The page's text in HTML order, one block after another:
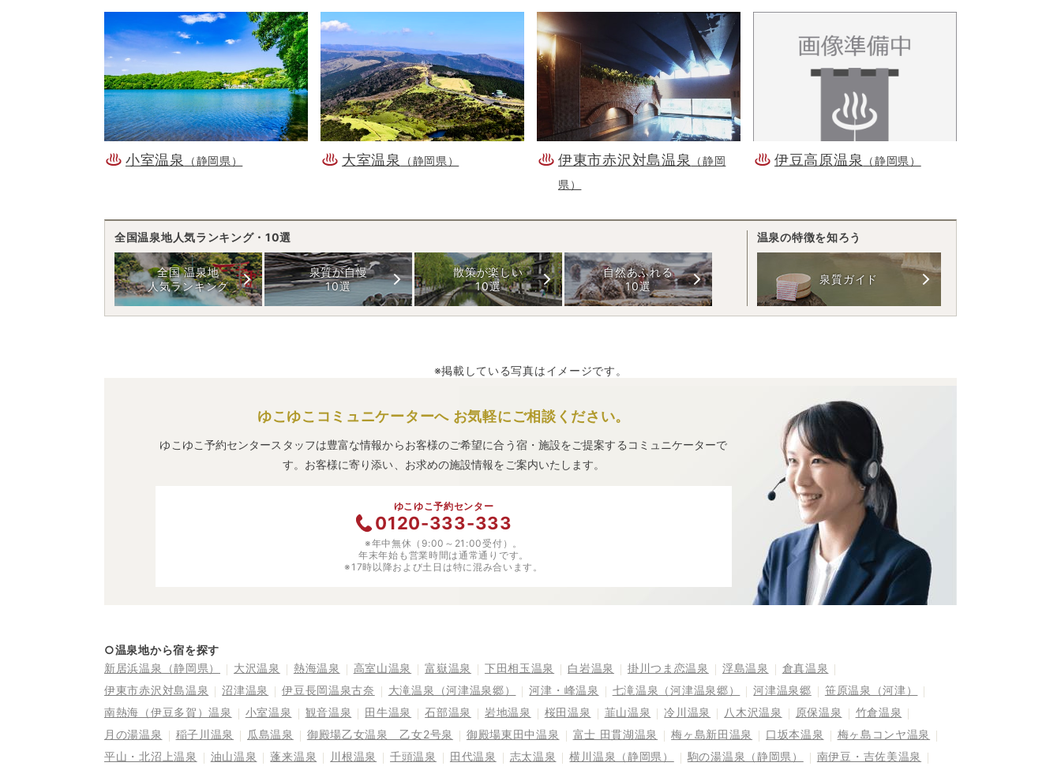
小室温泉 （静岡県） 大室温泉 （静岡県） 伊東市赤沢対島温泉
（静岡
県）
伊豆高原温泉 （静岡県）
全国温泉地人気ランキング・10選
全国 温泉地
人気ランキング
泉質が自慢
10選
散策が楽しい
10選
自然あふれる
10選
温泉の特徴を知ろう
泉質ガイド
※掲載している写真はイメージです。
ゆこゆこコミュニケーターへ お気軽にご相談ください。
ゆこゆこ予約センタースタッフは豊富な情報からお客様のご希望に合う宿・施設をご提案するコミュニケーターで
す。お客様に寄り添い、お求めの施設情報をご案内いたします。
ゆこゆこ予約センター
0120-333-333
※年中無休（9:00～21:00受付）。
年末年始も営業時間は通常通りです。
※17時以降および土日は特に混み合います。
○温泉地から宿を探す
新居浜温泉（静岡県）
大沢温泉 熱海温泉 高室山温泉 富嶽温泉 下田相玉温泉 白岩温泉 掛川つま恋温泉 浮島温泉
倉真温泉
伊東市赤沢対島温泉
沼津温泉 伊豆長岡温泉古奈 大滝温泉（河津温泉郷） 河津・峰温泉 七滝温泉（河津温泉郷） 河津温泉郷
笹原温泉（河津）
南熱海（伊豆多賀）温泉
小室温泉 観音温泉 田牛温泉 石部温泉 岩地温泉 桜田温泉 韮山温泉 冷川温泉 八木沢温泉 原保温泉
竹倉温泉
月の湯温泉
稲子川温泉 瓜島温泉 御殿場乙女温泉 乙女2号泉 御殿場東田中温泉 富士 田貫湖温泉 梅ヶ島新田温泉 口坂本温泉
梅ヶ島コンヤ温泉
平山・北沼上温泉
油山温泉 蓬来温泉 川根温泉 千頭温泉 田代温泉 志太温泉 横川温泉（静岡県） 駒の湯温泉（静岡県）
南伊豆・吉佐美温泉